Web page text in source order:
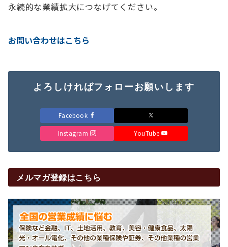
永続的な業績拡大につなげてください。
お問い合わせはこちら
よろしければフォローお願いします
Facebook
Instagram YouTube
メルマガ登録はこちら